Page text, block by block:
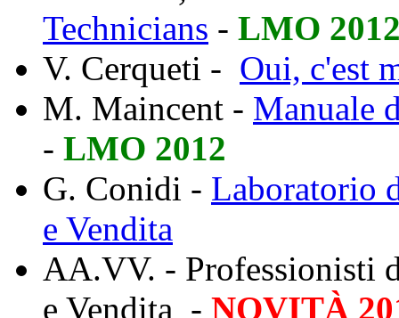
Technicians - LMO
V. Cerqueti - Oui, c'est
M. Maincent - Manuale
- LMO 2012
G. Conidi - Laboratorio
e Vendita
AA.VV. - Professionisti
e Vendita - NOVITÀ